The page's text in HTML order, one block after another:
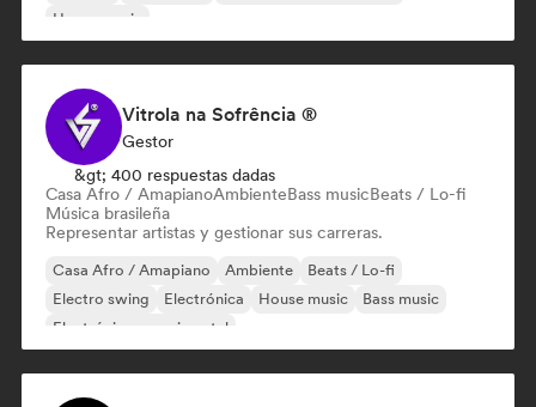
House music
Vitrola na Sofrência ®
Gestor
&gt; 400 respuestas dadas
Casa Afro / AmapianoAmbienteBass musicBeats / Lo-fi
Música brasileña
Representar artistas y gestionar sus carreras.
Casa Afro / Amapiano Ambiente
Beats / Lo-fi
Electro swing
Electrónica House music
Bass music
Electrónica experimental